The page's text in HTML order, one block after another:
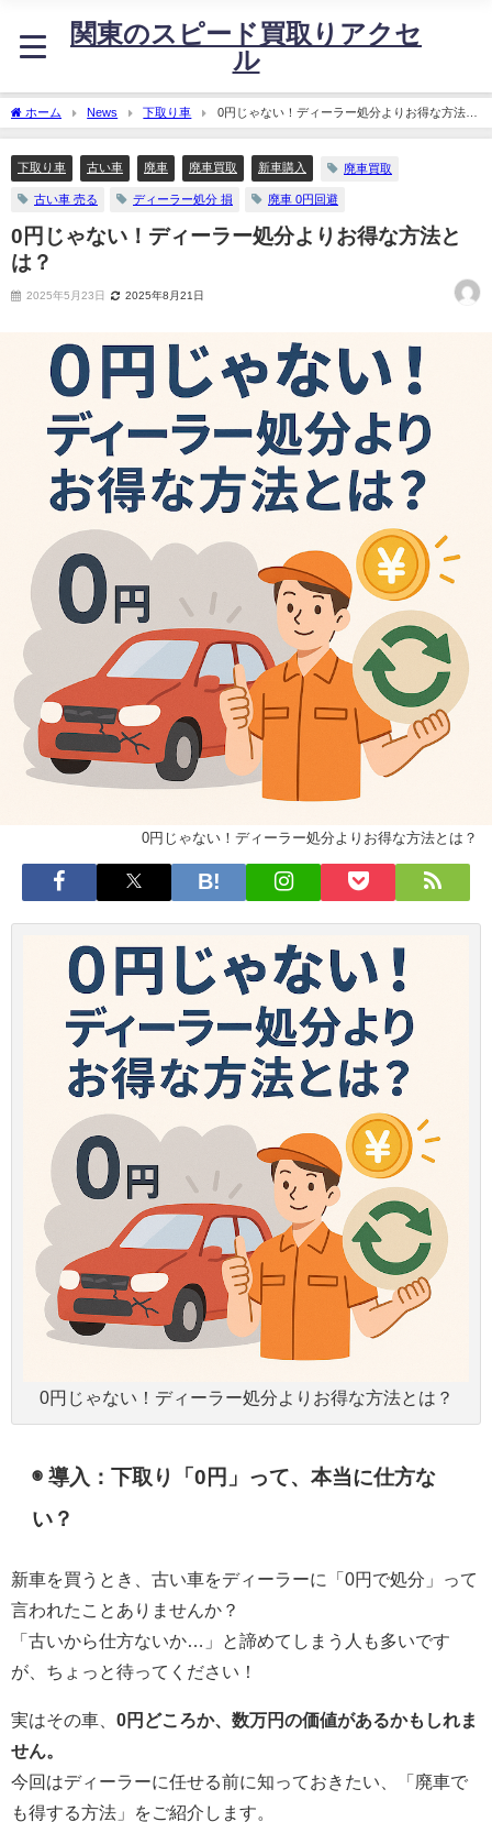
関東のスピード買取りアクセ
ル
ホーム News 下取り車
0円じゃない！ディーラー処分よりお得な方法と
は？
下取り車 古い車 廃車 廃車買取 新車購入 廃車買取
古い車 売る ディーラー処分 損 廃車 0円回避
0円じゃない！ディーラー処分よりお得な方法と
は？
2025年5月23日 2025年8月21日
0円じゃない！ディーラー処分よりお得な方法とは？
0円じゃない！ディーラー処分よりお得な方法とは？
◉ 導入：下取り「0円」って、本当に仕方な
い？
新車を買うとき、古い車をディーラーに「0円で処分」って
言われたことありませんか？
「古いから仕方ないか…」と諦めてしまう人も多いです
が、ちょっと待ってください！
実はその車、 0円どころか、数万円の価値があるかもしれま
せん。
今回はディーラーに任せる前に知っておきたい、「廃車で
も得する方法」をご紹介します。